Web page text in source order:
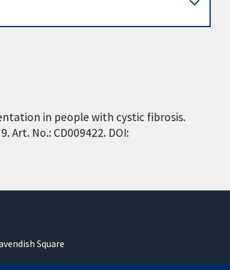
in people with cystic fibrosis.
Art. No.: CD009422. DOI:
Square